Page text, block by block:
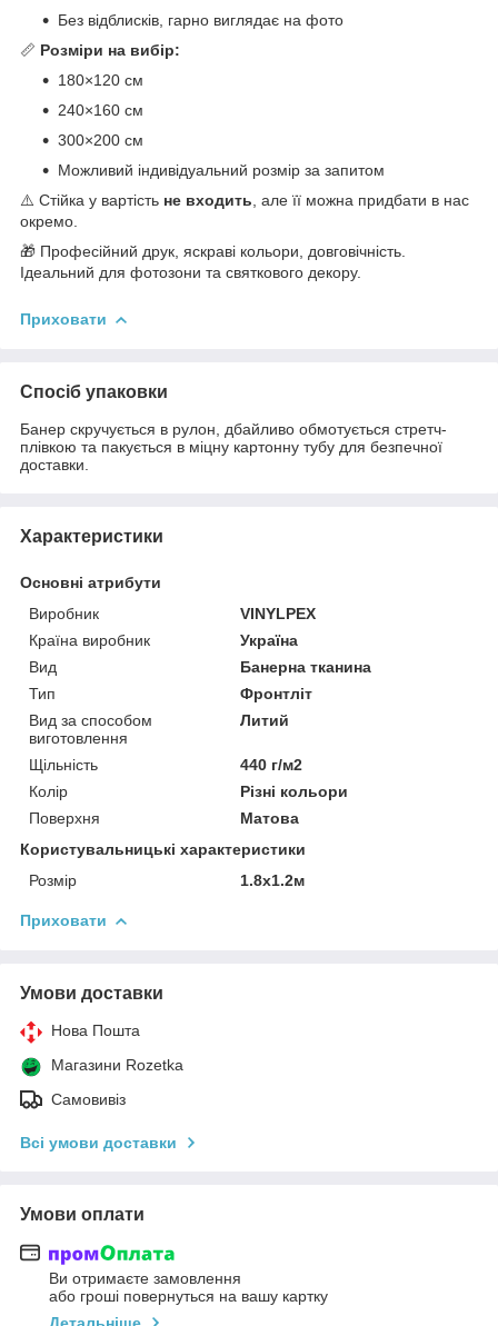
Без відблисків, гарно виглядає на фото
📏 Розміри на вибір:
180×120 см
240×160 см
300×200 см
Можливий індивідуальний розмір за запитом
⚠️ Стійка у вартість не входить , але її можна придбати в нас
окремо.
🎁 Професійний друк, яскраві кольори, довговічність.
Ідеальний для фотозони та святкового декору.
Приховати
Спосіб упаковки
Банер скручується в рулон, дбайливо обмотується стретч-
плівкою та пакується в міцну картонну тубу для безпечної
доставки.
Характеристики
Основні атрибути
Виробник
VINYLPEX
Країна виробник
Україна
Вид
Банерна тканина
Тип
Фронтліт
Вид за способом
виготовлення
Литий
Щільність
440 г/м2
Колір
Різні кольори
Поверхня
Матова
Користувальницькі характеристики
Розмір
1.8x1.2м
Приховати
Умови доставки
Нова Пошта
Магазини Rozetka
Самовивіз
Всі умови доставки
Умови оплати
Ви отримаєте замовлення
або гроші повернуться на вашу картку